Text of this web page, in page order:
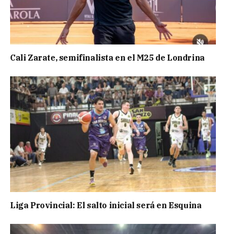
Cali Zarate, semifinalista en el M25 de Londrina
Liga Provincial: El salto inicial será en Esquina